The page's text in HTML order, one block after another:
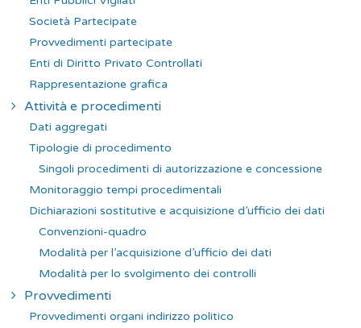
Società Partecipate
Provvedimenti partecipate
Enti di Diritto Privato Controllati
Rappresentazione grafica
Attività e procedimenti
Dati aggregati
Tipologie di procedimento
Singoli procedimenti di autorizzazione e concessione
Monitoraggio tempi procedimentali
Dichiarazioni sostitutive e acquisizione d’ufficio dei dati
Convenzioni-quadro
Modalità per l’acquisizione d’ufficio dei dati
Modalità per lo svolgimento dei controlli
Provvedimenti
Provvedimenti organi indirizzo politico